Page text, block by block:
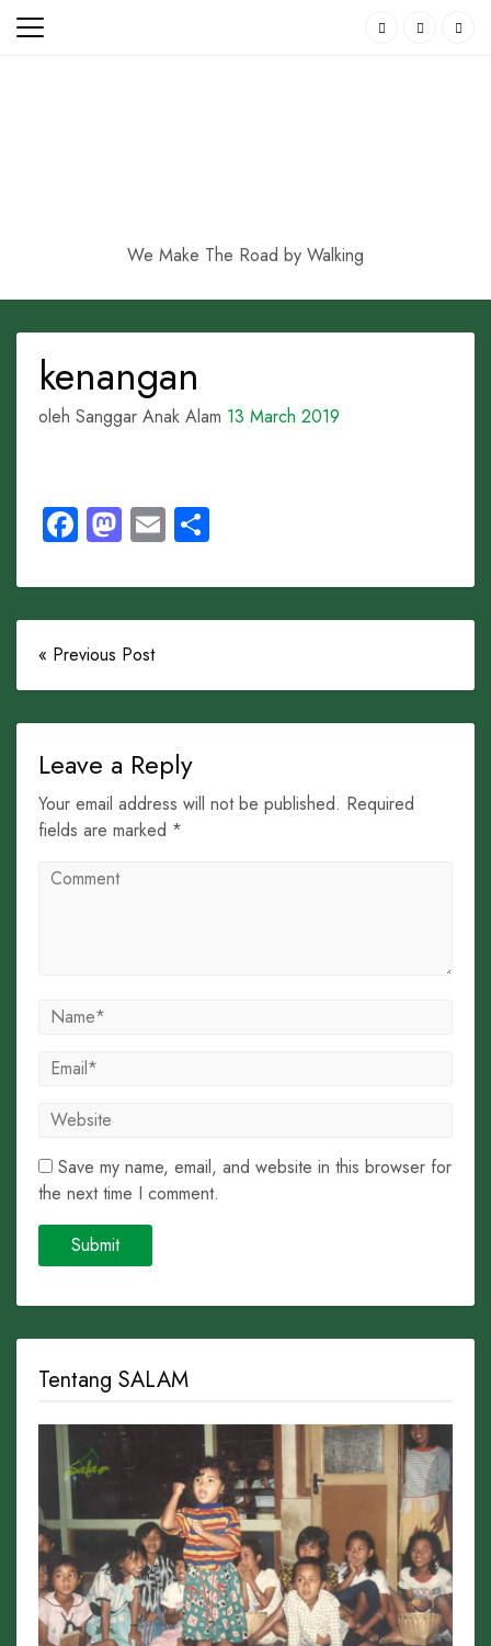
Skip
We Make The Road by Walking
kenangan
oleh Sanggar Anak Alam 13 March 2019
Facebook
Mastodon
Email
« Previous Post
Leave a Reply
Your email address will not be published. Required
fields are marked *
Save my name, email, and website in this browser for
the next time I comment.
Tentang SALAM